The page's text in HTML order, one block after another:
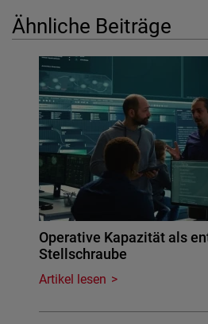
Ähnliche Beiträge
Operative Kapazität als
Stellschraube
Artikel lesen